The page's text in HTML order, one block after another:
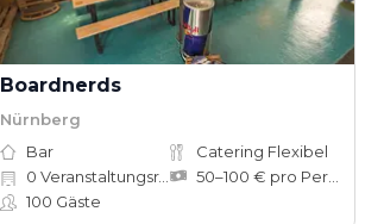
Boardnerds
Nürnberg
Bar
Catering Flexibel
0 Veranstaltungsräume
100 Gäste